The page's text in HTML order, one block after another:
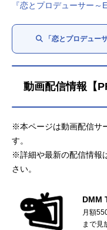
『恋とプロデューサー
「恋とプロデュー
動画配信情報【
※本ページは動画配信サ
す。
※詳細や最新の配信情報
さい。
DMM
月額
まで見